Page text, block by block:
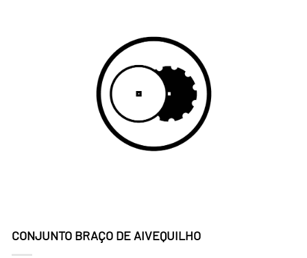
CONJUNTO BRAÇO DE AIVEQUILHO